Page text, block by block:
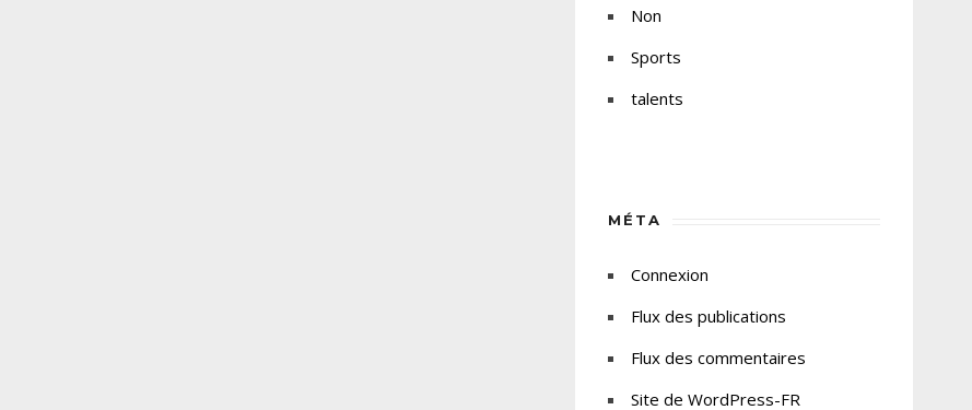
Non
Sports
talents
MÉTA
Connexion
Flux des publications
Flux des commentaires
Site de WordPress-FR